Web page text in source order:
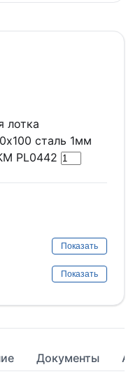
лотка
сталь 1мм
PL0442
Показать
Показать
Документы